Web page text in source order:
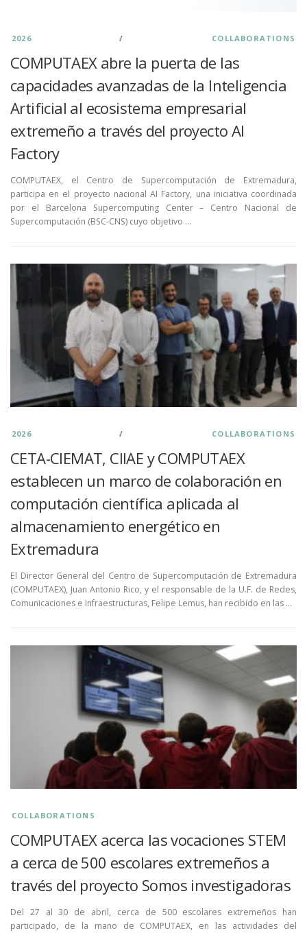
2026 / COLLABORATIONS
COMPUTAEX abre la puerta de las
capacidades avanzadas de la Inteligencia
Artificial al ecosistema empresarial
extremeño a través del proyecto AI
Factory
COMPUTAEX, el Centro de Supercomputación de Extremadura,
participa en el proyecto nacional AI Factory, una iniciativa coordinada
por el Barcelona Supercomputing Center – Centro Nacional de
Supercomputación (BSC-CNS) cuyo objetivo …
2026 / COLLABORATIONS
CETA-CIEMAT, CIIAE y COMPUTAEX
establecen un marco de colaboración en
computación científica aplicada al
almacenamiento energético en
Extremadura
El Director General del Centro de Supercomputación de Extremadura
(COMPUTAEX), Juan Antonio Rico, y el responsable de la U.F. de Redes,
Comunicaciones e Infraestructuras, Felipe Lemus, han recibido en las …
COLLABORATIONS
COMPUTAEX acerca las vocaciones STEM
a cerca de 500 escolares extremeños a
través del proyecto Somos investigadoras
Del 27 al 30 de abril, cerca de 500 escolares extremeños han
participado, de la mano de COMPUTAEX, en las actividades del